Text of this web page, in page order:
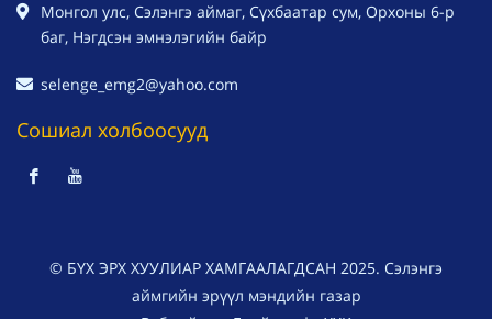
Монгол улс, Сэлэнгэ аймаг, Сүхбаатар сум, Орхоны 6-р
баг, Нэгдсэн эмнэлэгийн байр
selenge_emg2@yahoo.com
Сошиал холбоосууд
© БҮХ ЭРХ ХУУЛИАР ХАМГААЛАГДСАН 2025. Сэлэнгэ
аймгийн эрүүл мэндийн газар